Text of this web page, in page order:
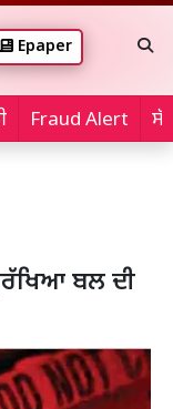
Epaper
Fraud Alert
ਬਲ ਦੀ